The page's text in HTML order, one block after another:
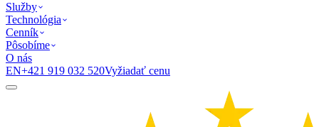
Služby
Technológia
Cenník
Pôsobíme
O nás
EN+421 919 032 520Vyžiadať cenu